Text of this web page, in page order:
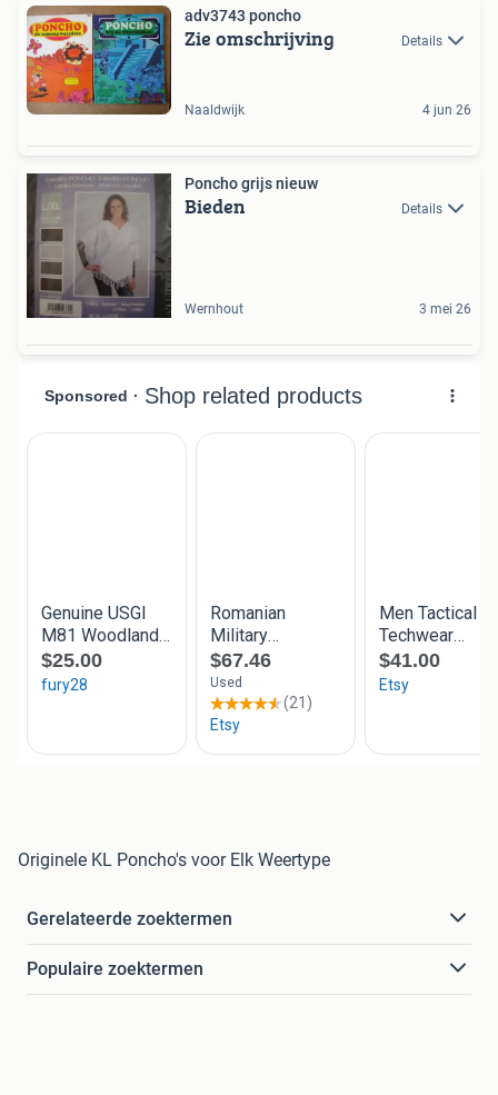
adv3743 poncho
Zie omschrijving Details
Naaldwijk 4 jun 26
Poncho grijs nieuw
Bieden Details
Wernhout 3 mei 26
Originele KL Poncho's voor Elk Weertype
Gerelateerde zoektermen
Populaire zoektermen